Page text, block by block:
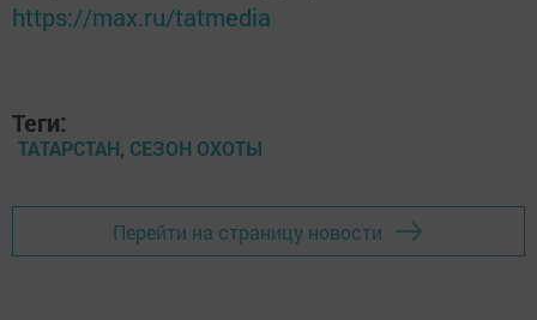
https://max.ru/tatmedia
Теги:
ТАТАРСТАН, СЕЗОН ОХОТЫ
Перейти на страницу новости